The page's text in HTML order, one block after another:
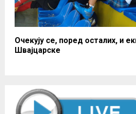
Очекују се, поред осталих, и
Швајцарске